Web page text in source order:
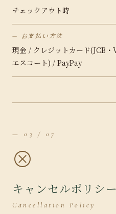
チェックアウト時
お支払い方法
現金 / クレジットカード(JCB
エスコート) / PayPay
— 03 / 07
キャンセルポリシー
Cancellation Policy